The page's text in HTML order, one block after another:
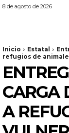
8 de agosto de 2026